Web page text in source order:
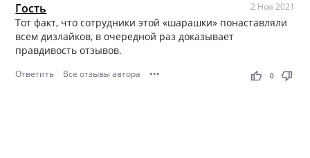
Гость 2 Ноя 2021
Тот факт, что сотрудники этой «шарашки» понаставляли
всем дизлайков, в очередной раз доказывает
правдивость отзывов.
Ответить Все отзывы автора ••• thumb_up thumb_down
0